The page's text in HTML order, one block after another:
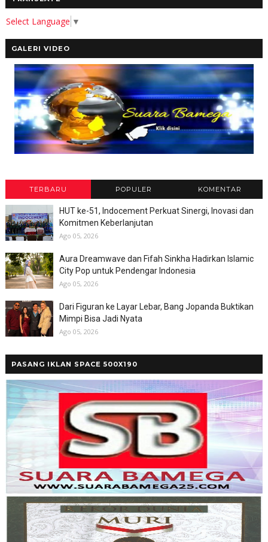
Select Language ▼
GALERI VIDEO
TERBARU POPULER KOMENTAR
HUT ke-51, Indocement Perkuat Sinergi, Inovasi dan
Komitmen Keberlanjutan
Ago 05, 2026
Aura Dreamwave dan Fifah Sinkha Hadirkan Islamic
City Pop untuk Pendengar Indonesia
Ago 05, 2026
Dari Figuran ke Layar Lebar, Bang Jopanda Buktikan
Mimpi Bisa Jadi Nyata
Ago 05, 2026
PASANG IKLAN SPACE 500X190